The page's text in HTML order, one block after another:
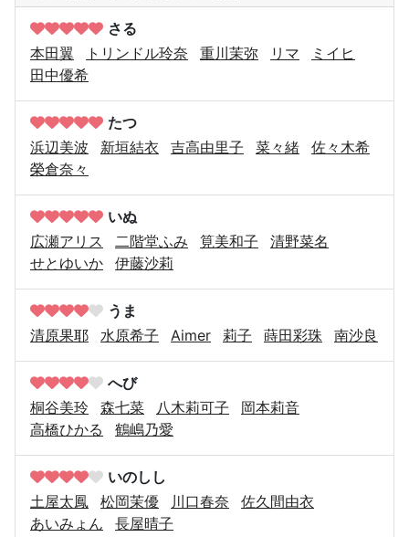
さる
本田翼
トリンドル玲奈 重川茉弥 リマ
ミイヒ
田中優希
たつ
浜辺美波
新垣結衣 吉高由里子 菜々緒
佐々木希
榮倉奈々
いぬ
広瀬アリス
二階堂ふみ 筧美和子
清野菜名
せとゆいか
伊藤沙莉
うま
清原果耶
水原希子 Aimer 莉子 蒔田彩珠 南沙良
へび
桐谷美玲
森七菜 八木莉可子
岡本莉音
高橋ひかる
鶴嶋乃愛
いのしし
土屋太鳳
松岡茉優 川口春奈
佐久間由衣
あいみょん
長屋晴子